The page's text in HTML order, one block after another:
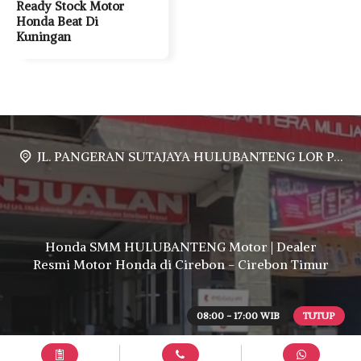
08:00 - 17:00 WIB TUTUP
Ready Stock Motor
Honda Beat Di
Kuningan
JL. PANGERAN SUTAJAYA HULUBANTENG LOR PABUARAN CIREBON TIMUR, Ds. Babakan gebang cirebon Gebang udik cirebon Ciledug cirebon Karang wareng cirebon
Honda SMM HULUBANTENG Motor | Dealer
Resmi Motor Honda di Cirebon - Cirebon Timur